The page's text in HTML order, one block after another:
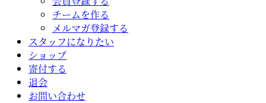
チームを作る
メルマガ登録する
スタッフになりたい
ショップ
寄付する
退会
お問い合わせ